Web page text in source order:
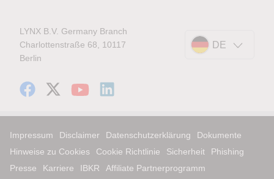
LYNX B.V. Germany Branch
Charlottenstraße 68, 10117
Berlin
DE
Impressum Disclaimer Datenschutzerklärung
Dokumente
Hinweise zu Cookies
Cookie Richtlinie Sicherheit
Phishing
Presse
Karriere IBKR
Affiliate Partnerprogramm